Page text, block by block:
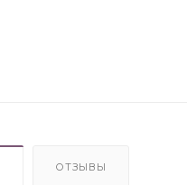
ОТЗЫВЫ